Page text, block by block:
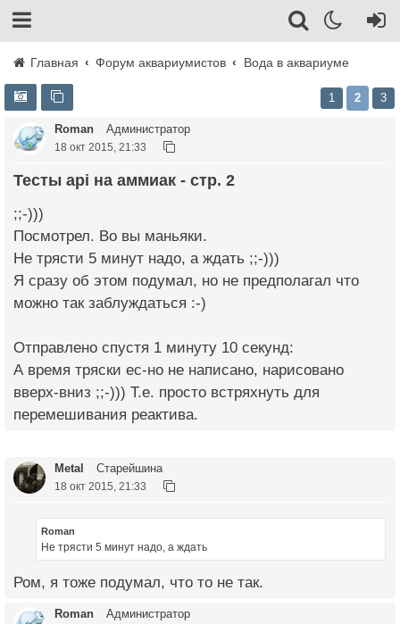
Главная Форум аквариумистов Вода в аквариуме
1 2 3
Roman Администратор
18 окт 2015, 21:33
Тесты api на аммиак - стр. 2
;;-)))
Посмотрел. Во вы маньяки.
Не трясти 5 минут надо, а ждать ;;-)))
Я сразу об этом подумал, но не предполагал что
можно так заблуждаться :-)
Отправлено спустя 1 минуту 10 секунд:
А время тряски ес-но не написано, нарисовано
вверх-вниз ;;-))) Т.е. просто встряхнуть для
перемешивания реактива.
Metal Старейшина
18 окт 2015, 21:33
Roman
Не трясти 5 минут надо, а ждать
Ром, я тоже подумал, что то не так.
Roman Администратор